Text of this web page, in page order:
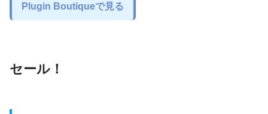
Plugin Boutiqueで見る
セール！